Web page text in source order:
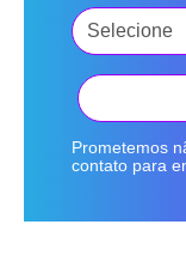
Prometemos
contato para